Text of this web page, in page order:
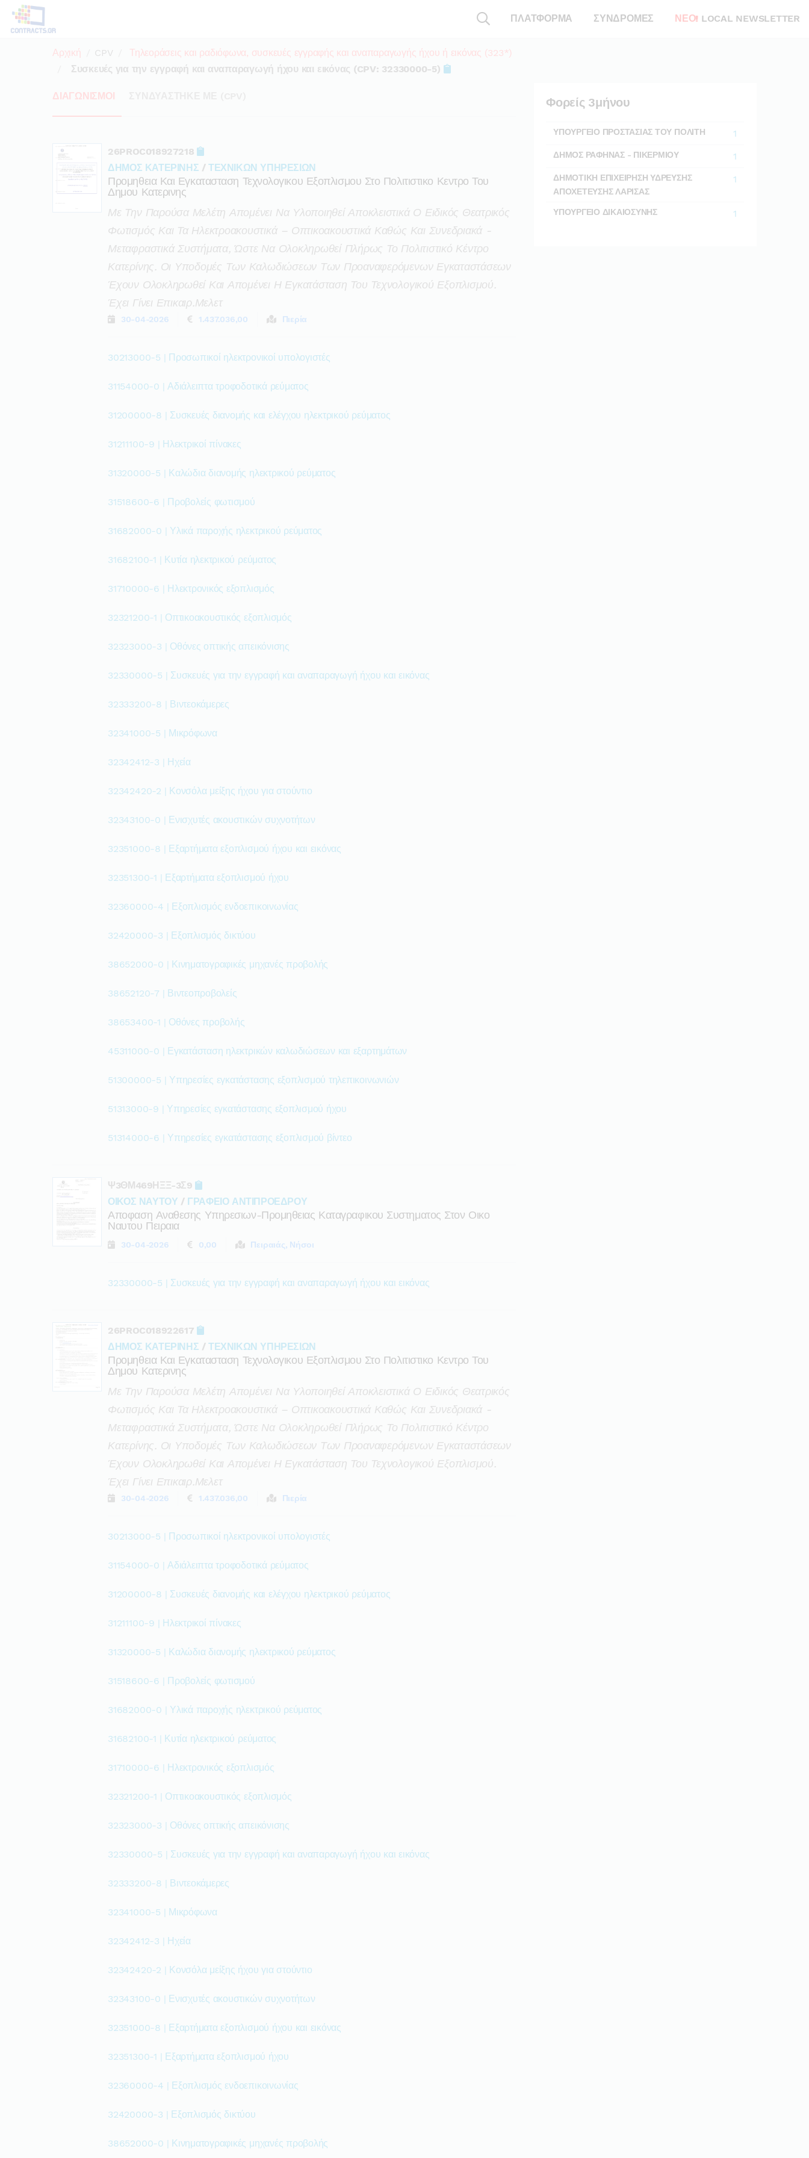
ΠΛΑΤΦΟΡΜΑ ΣΥΝΔΡΟΜΕΣ ΝΕΟ! LOCAL NEWSLETTER
Αρχική CPV
Τηλεοράσεις και ραδιόφωνα, συσκευές εγγραφής και αναπαραγωγής ήχου ή εικόνας (323*)
Συσκευές για την εγγραφή και αναπαραγωγή ήχου και εικόνας (CPV: 32330000-5)
Φορείς 3μήνου
ΥΠΟΥΡΓΕΙΟ ΠΡΟΣΤΑΣΙΑΣ ΤΟΥ ΠΟΛΙΤΗ 1
ΔΗΜΟΣ ΡΑΦΗΝΑΣ - ΠΙΚΕΡΜΙΟΥ 1
ΔΗΜΟΤΙΚΗ ΕΠΙΧΕΙΡΗΣΗ ΥΔΡΕΥΣΗΣ
ΑΠΟΧΕΤΕΥΣΗΣ ΛΑΡΙΣΑΣ
1
ΥΠΟΥΡΓΕΙΟ ΔΙΚΑΙΟΣΥΝΗΣ 1
ΔΙΑΓΩΝΙΣΜΟΙ
26PROC018927218
ΔΗΜΟΣ ΚΑΤΕΡΙΝΗΣ /ΤΕΧΝΙΚΩΝ ΥΠΗΡΕΣΙΩΝ
Προμηθεια Και Εγκατασταση Τεχνολογικου Εξοπλισμου Στο Πολιτιστικο Κεντρο Του
Δημου Κατερινης
Με Την Παρούσα Μελέτη Απομένει Να Υλοποιηθεί Αποκλειστικά Ο Ειδικός Θεατρικός
Φωτισμός Και Τα Ηλεκτροακουστικά – Οπτικοακουστικά Καθώς Και Συνεδριακά -
Μεταφραστικά Συστήματα, Ώστε Να Ολοκληρωθεί Πλήρως Το Πολιτιστικό Κέντρο
Κατερίνης. Οι Υποδομές Των Καλωδιώσεων Των Προαναφερόμενων Εγκαταστάσεων
Έχουν Ολοκληρωθεί Και Απομένει Η Εγκατάσταση Του Τεχνολογικού Εξοπλισμού.
Έχει Γίνει Επικαιρ.μελετ
30-04-2026 1.437.036,00 Πιερία
30213000-5 | Προσωπικοί ηλεκτρονικοί υπολογιστές
31154000-0 | Αδιάλειπτα τροφοδοτικά ρεύματος
31200000-8 | Συσκευές διανομής και ελέγχου ηλεκτρικού ρεύματος
31211100-9 | Ηλεκτρικοί πίνακες
31320000-5 | Καλώδια διανομής ηλεκτρικού ρεύματος
31518600-6 | Προβολείς φωτισμού
31682000-0 | Υλικά παροχής ηλεκτρικού ρεύματος
31682100-1 | Κυτία ηλεκτρικού ρεύματος
31710000-6 | Ηλεκτρονικός εξοπλισμός
32321200-1 | Οπτικοακουστικός εξοπλισμός
32323000-3 | Οθόνες οπτικής απεικόνισης
32330000-5 | Συσκευές για την εγγραφή και αναπαραγωγή ήχου και εικόνας
32333200-8 | Βιντεοκάμερες
32341000-5 | Μικρόφωνα
32342412-3 | Ηχεία
32342420-2 | Κονσόλα μείξης ήχου για στούντιο
32343100-0 | Ενισχυτές ακουστικών συχνοτήτων
32351000-8 | Εξαρτήματα εξοπλισμού ήχου και εικόνας
32351300-1 | Εξαρτήματα εξοπλισμού ήχου
32360000-4 | Εξοπλισμός ενδοεπικοινωνίας
32420000-3 | Εξοπλισμός δικτύου
38652000-0 | Κινηματογραφικές μηχανές προβολής
38652120-7 | Βιντεοπροβολείς
38653400-1 | Οθόνες προβολής
45311000-0 | Εγκατάσταση ηλεκτρικών καλωδιώσεων και εξαρτημάτων
51300000-5 | Υπηρεσίες εγκατάστασης εξοπλισμού τηλεπικοινωνιών
51313000-9 | Υπηρεσίες εγκατάστασης εξοπλισμού ήχου
51314000-6 | Υπηρεσίες εγκατάστασης εξοπλισμού βίντεο
Ψ3ΘΜ469ΗΞΞ-3Σ9
ΟΙΚΟΣ ΝΑΥΤΟΥ / ΓΡΑΦΕΙΟ ΑΝΤΙΠΡΟΕΔΡΟΥ
Αποφαση Αναθεσης Υπηρεσιων-Προμηθειας Καταγραφικου Συστηματος Στον Οικο
Ναυτου Πειραια
30-04-2026 0,00 Πειραιάς, Νήσοι
32330000-5 | Συσκευές για την εγγραφή και αναπαραγωγή ήχου και εικόνας
26PROC018922617
ΔΗΜΟΣ ΚΑΤΕΡΙΝΗΣ /ΤΕΧΝΙΚΩΝ ΥΠΗΡΕΣΙΩΝ
Προμηθεια Και Εγκατασταση Τεχνολογικου Εξοπλισμου Στο Πολιτιστικο Κεντρο Του
Δημου Κατερινης
Με Την Παρούσα Μελέτη Απομένει Να Υλοποιηθεί Αποκλειστικά Ο Ειδικός Θεατρικός
Φωτισμός Και Τα Ηλεκτροακουστικά – Οπτικοακουστικά Καθώς Και Συνεδριακά -
Μεταφραστικά Συστήματα, Ώστε Να Ολοκληρωθεί Πλήρως Το Πολιτιστικό Κέντρο
Κατερίνης. Οι Υποδομές Των Καλωδιώσεων Των Προαναφερόμενων Εγκαταστάσεων
Έχουν Ολοκληρωθεί Και Απομένει Η Εγκατάσταση Του Τεχνολογικού Εξοπλισμού.
Έχει Γίνει Επικαιρ.μελετ
30-04-2026 1.437.036,00 Πιερία
30213000-5 | Προσωπικοί ηλεκτρονικοί υπολογιστές
31154000-0 | Αδιάλειπτα τροφοδοτικά ρεύματος
31200000-8 | Συσκευές διανομής και ελέγχου ηλεκτρικού ρεύματος
31211100-9 | Ηλεκτρικοί πίνακες
31320000-5 | Καλώδια διανομής ηλεκτρικού ρεύματος
31518600-6 | Προβολείς φωτισμού
31682000-0 | Υλικά παροχής ηλεκτρικού ρεύματος
31682100-1 | Κυτία ηλεκτρικού ρεύματος
31710000-6 | Ηλεκτρονικός εξοπλισμός
32321200-1 | Οπτικοακουστικός εξοπλισμός
32323000-3 | Οθόνες οπτικής απεικόνισης
32330000-5 | Συσκευές για την εγγραφή και αναπαραγωγή ήχου και εικόνας
32333200-8 | Βιντεοκάμερες
32341000-5 | Μικρόφωνα
32342412-3 | Ηχεία
32342420-2 | Κονσόλα μείξης ήχου για στούντιο
32343100-0 | Ενισχυτές ακουστικών συχνοτήτων
32351000-8 | Εξαρτήματα εξοπλισμού ήχου και εικόνας
32351300-1 | Εξαρτήματα εξοπλισμού ήχου
32360000-4 | Εξοπλισμός ενδοεπικοινωνίας
32420000-3 | Εξοπλισμός δικτύου
38652000-0 | Κινηματογραφικές μηχανές προβολής